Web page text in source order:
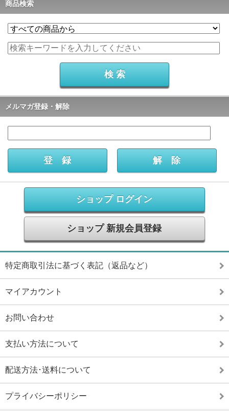
商品検索
メルマガ登録・解除
ショップ ログイン
ショップ 新規会員登録
特定商取引法に基づく表記（返品など）
マイアカウント
お問い合わせ
支払い方法について
配送方法･送料について
プライバシーポリシー